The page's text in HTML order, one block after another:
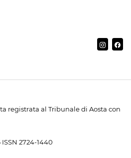
registrata al Tribunale di Aosta con
2724-1440